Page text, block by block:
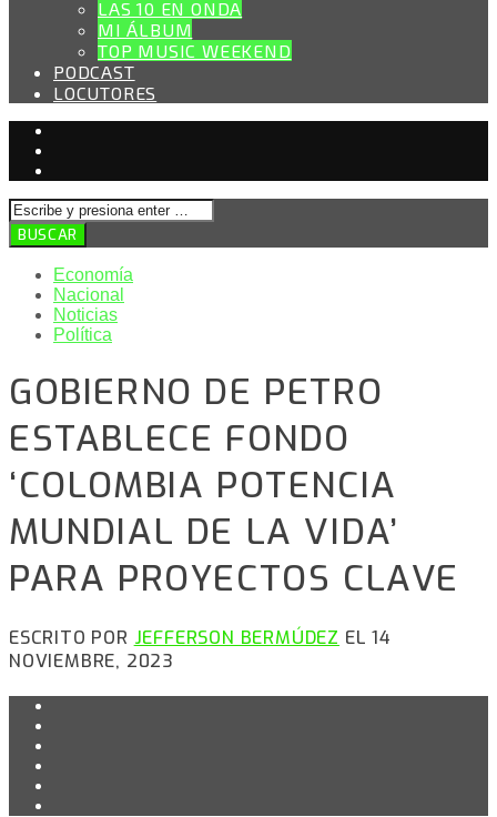
LAS 10 EN ONDA
MI ÁLBUM
TOP MUSIC WEEKEND
PODCAST
LOCUTORES
Economía
Nacional
Noticias
Política
GOBIERNO DE PETRO
ESTABLECE FONDO
‘COLOMBIA POTENCIA
MUNDIAL DE LA VIDA’
PARA PROYECTOS CLAVE
ESCRITO POR JEFFERSON BERMÚDEZ EL 14
NOVIEMBRE, 2023